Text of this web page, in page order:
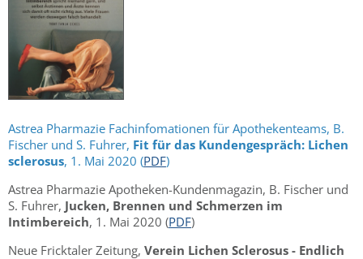
Astrea Pharmazie Fachinfomationen für Apothekenteams, B.
Fischer und S. Fuhrer, Fit für das Kundengespräch: Lichen
sclerosus, 1. Mai 2020 (PDF)
Astrea Pharmazie Apotheken-Kundenmagazin, B. Fischer und
S. Fuhrer, Jucken, Brennen und Schmerzen im
Intimbereich, 1. Mai 2020 (PDF)
Neue Fricktaler Zeitung, Verein Lichen Sclerosus - Endlich